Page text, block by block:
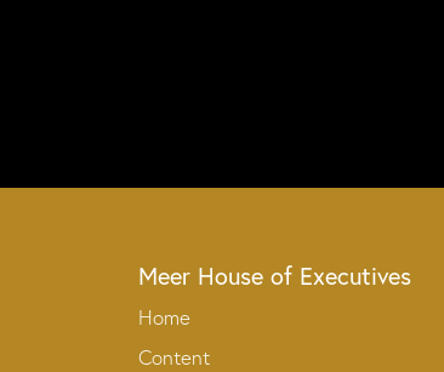
Meer House of Executives
Home
Content